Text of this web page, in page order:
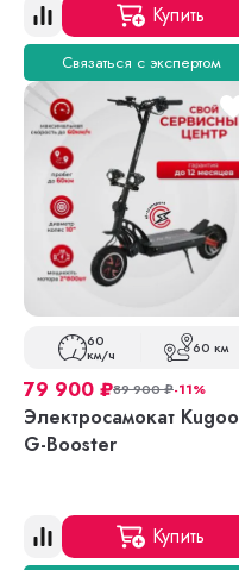
Купить
Связаться с экспертом
60
км/ч 60 км
79 900 ₽89 900₽-11%
Электросамокат Kugoo
G-Booster
Купить